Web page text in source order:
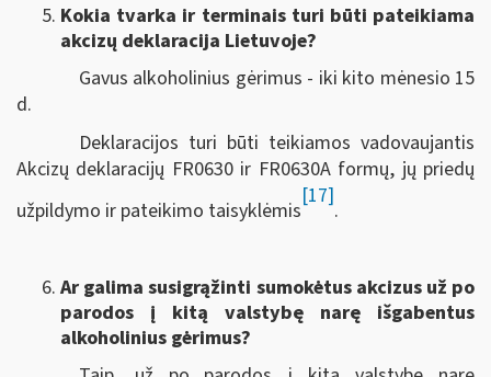
Kokia tvarka ir terminais turi būti pateikiama
akcizų deklaracija Lietuvoje?
Gavus alkoholinius gėrimus - iki kito mėnesio 15
d.
Deklaracijos turi būti teikiamos vadovaujantis
Akcizų deklaracijų FR0630 ir FR0630A formų, jų priedų
užpildymo ir pateikimo taisyklėmis
[17]
.
Ar galima susigrąžinti sumokėtus akcizus už po
parodos į kitą valstybę narę išgabentus
alkoholinius gėrimus?